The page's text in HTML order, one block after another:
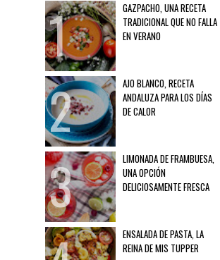
GAZPACHO, UNA RECETA
TRADICIONAL QUE NO FALLA
EN VERANO
AJO BLANCO, RECETA
ANDALUZA PARA LOS DÍAS
DE CALOR
LIMONADA DE FRAMBUESA,
UNA OPCIÓN
DELICIOSAMENTE FRESCA
ENSALADA DE PASTA, LA
REINA DE MIS TUPPER